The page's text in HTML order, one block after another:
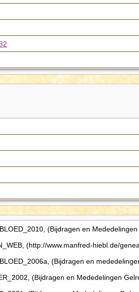
(Bijdragen en
(http://www.manfred-hiebl.de/
(Bijdragen en
(Bijdragen en Mededelingen